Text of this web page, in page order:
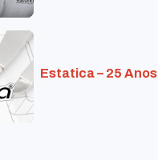
Estatica – 25 Anos